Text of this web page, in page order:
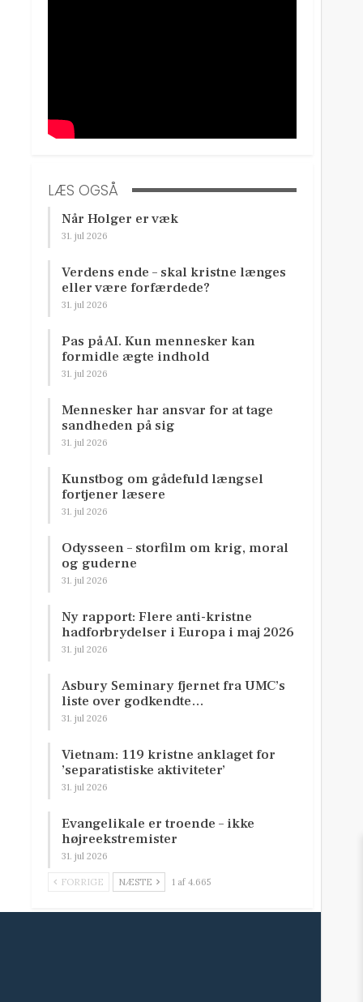
LÆS OGSÅ
Når Holger er væk
31. jul 2026
Verdens ende – skal kristne længes
eller være forfærdede?
31. jul 2026
Pas på AI. Kun mennesker kan
formidle ægte indhold
31. jul 2026
Mennesker har ansvar for at tage
sandheden på sig
31. jul 2026
Kunstbog om gådefuld længsel
fortjener læsere
31. jul 2026
Odysseen – storfilm om krig, moral
og guderne
31. jul 2026
Ny rapport: Flere anti-kristne
hadforbrydelser i Europa i maj 2026
31. jul 2026
Asbury Seminary fjernet fra UMC’s
liste over godkendte…
31. jul 2026
Vietnam: 119 kristne anklaget for
’separatistiske aktiviteter’
31. jul 2026
Evangelikale er troende – ikke
højreekstremister
31. jul 2026
FORRIGE NÆSTE 1 af 4.665